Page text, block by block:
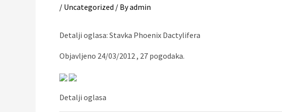
/ Uncategorized / Byadmin
Detalji oglasa: Stavka Phoenix Dactylifera
Objavljeno 24/03/2012 , 27 pogodaka.
Detalji oglasa